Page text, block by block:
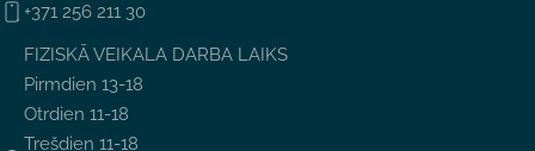
+371 256 211 30
FIZISKĀ VEIKALA DARBA LAIKS
Pirmdien 13-18
Otrdien 11-18
Trešdien 11-18